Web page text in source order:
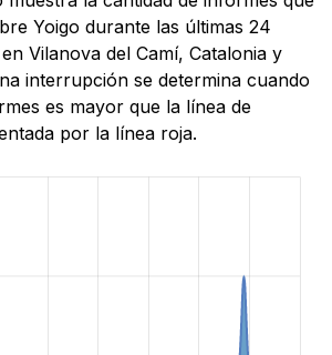
Yoigo durante las últimas 24
Vilanova del Camí, Catalonia y
interrupción se determina cuando
es mayor que la línea de
por la línea roja.